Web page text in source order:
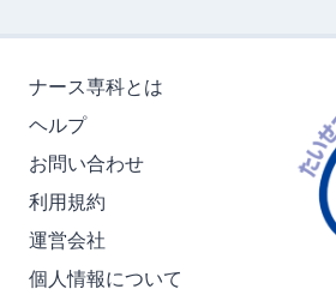
ナース専科とは
ヘルプ
お問い合わせ
利用規約
運営会社
個人情報について